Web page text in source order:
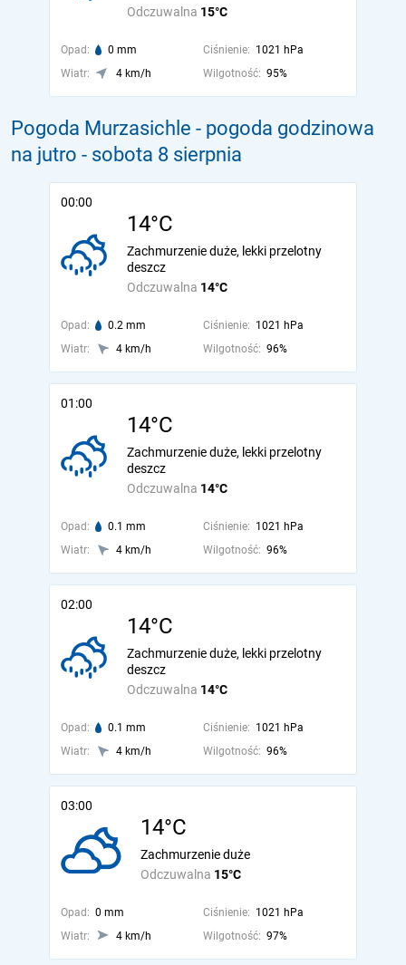
Odczuwalna 15°C
Opad: 0 mm Ciśnienie: 1021 hPa
Wiatr:
4 km/h Wilgotność: 95%
Pogoda Murzasichle - pogoda godzinowa
na jutro - sobota 8 sierpnia
00:00
14°C
Odczuwalna 14°C
Zachmurzenie duże, lekki przelotny
deszcz
Opad: 0.2 mm Ciśnienie: 1021 hPa
Wiatr:
4 km/h Wilgotność: 96%
01:00
14°C
Odczuwalna 14°C
Zachmurzenie duże, lekki przelotny
deszcz
Opad: 0.1 mm Ciśnienie: 1021 hPa
Wiatr:
4 km/h Wilgotność: 96%
02:00
14°C
Odczuwalna 14°C
Zachmurzenie duże, lekki przelotny
deszcz
Opad: 0.1 mm Ciśnienie: 1021 hPa
Wiatr:
4 km/h Wilgotność: 96%
03:00
14°C
Odczuwalna 15°C
Zachmurzenie duże
Opad: 0 mm Ciśnienie: 1021 hPa
Wiatr:
4 km/h Wilgotność: 97%